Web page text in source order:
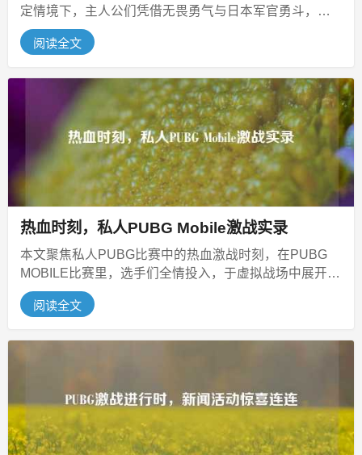
定情境下，主人公们凭借无畏勇气与日本军官勇斗，战
斗过程中，充满紧张刺激的交锋，每...
阅读全文
热血时刻，私人PUBG Mobile激战实录
本文聚焦私人PUBG比赛中的热血激战时刻，在PUBG
MOBILE比赛里，选手们全情投入，于虚拟战场中展开激
烈角逐，比赛现场激情...
阅读全文